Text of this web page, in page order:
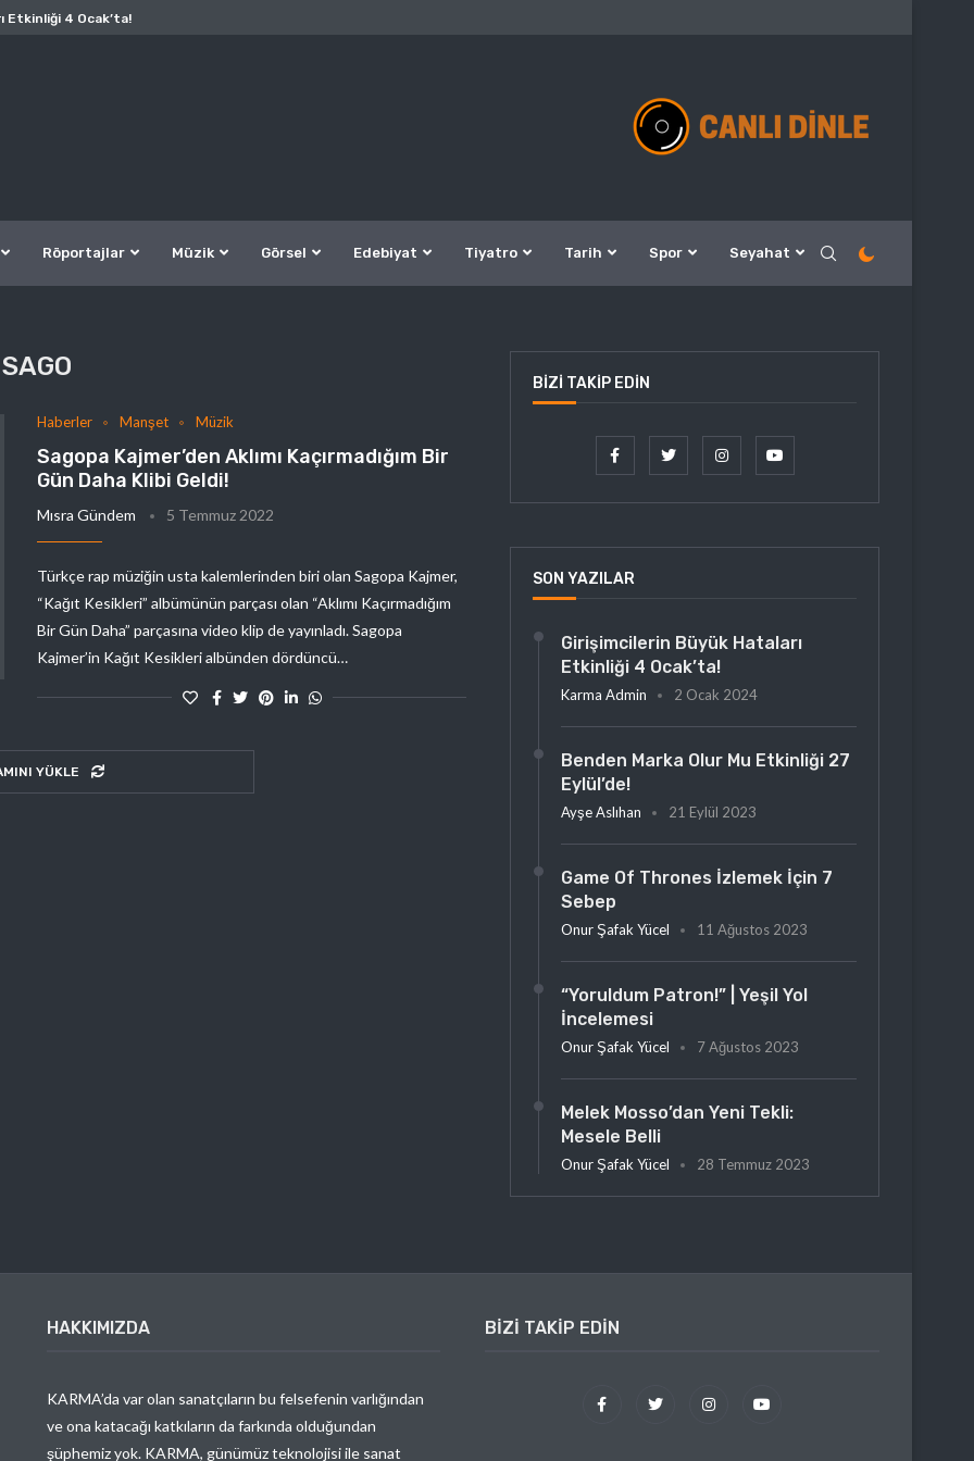
Etkinliği 4 Ocak’ta!
Röportajlar Müzik Görsel Edebiyat Tiyatro Tarih Spor Seyahat
SAGO
Haberler Manşet Müzik
Sagopa Kajmer’den Aklımı Kaçırmadığım Bir
Gün Daha Klibi Geldi!
Mısra Gündem 5 Temmuz 2022
Türkçe rap müziğin usta kalemlerinden biri olan Sagopa Kajmer,
“Kağıt Kesikleri” albümünün parçası olan “Aklımı Kaçırmadığım
Bir Gün Daha” parçasına video klip de yayınladı. Sagopa
Kajmer’in Kağıt Kesikleri albünden dördüncü…
YÜKLE
BIZI TAKIP EDIN
SON YAZILAR
Girişimcilerin Büyük Hataları
Etkinliği 4 Ocak’ta!
Karma Admin 2 Ocak 2024
Benden Marka Olur Mu Etkinliği 27
Eylül’de!
Ayşe Aslıhan 21 Eylül 2023
Game Of Thrones İzlemek İçin 7
Sebep
Onur Şafak Yücel 11 Ağustos 2023
“Yoruldum Patron!” | Yeşil Yol
İncelemesi
Onur Şafak Yücel 7 Ağustos 2023
Melek Mosso’dan Yeni Tekli:
Mesele Belli
Onur Şafak Yücel 28 Temmuz 2023
HAKKIMIZDA
KARMA’da var olan sanatçıların bu felsefenin varlığından
ve ona katacağı katkıların da farkında olduğundan
şüphemiz yok. KARMA, günümüz teknolojisi ile sanat
BIZI TAKIP EDIN